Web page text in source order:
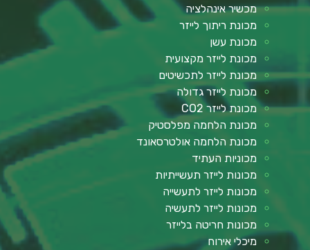
מכשיר אינהלציה
מכונת ריתוך לייזר
מכונת עשן
מכונת לייזר מקצועית
מכונת לייזר לתכשיטים
מכונת לייזר גדולה
מכונת לייזר CO2
מכונת הלחמה מפלסטיק
מכונת הלחמה אולטרסאונד
מכוניות העתיד
מכונות לייזר תעשייתיות
מכונות לייזר לתעשייה
מכונות לייזר לתעשיה
מכונות חריטה בלייזר
מיכלי אירוח